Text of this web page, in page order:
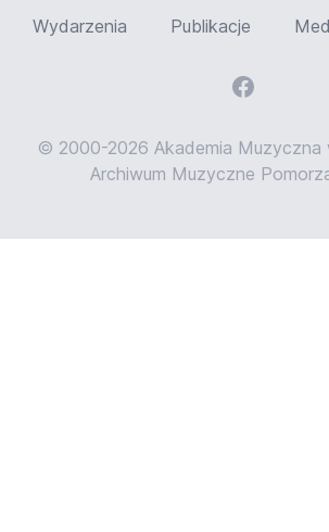
Wydarzenia Publikacje
© 2000-2026 Akademia Muzyczna
Archiwum Muzyczne